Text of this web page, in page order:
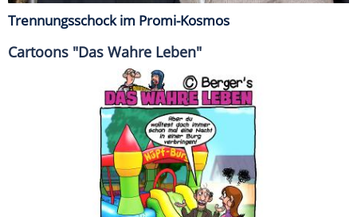
Trennungsschock im Promi-Kosmos
Cartoons "Das Wahre Leben"